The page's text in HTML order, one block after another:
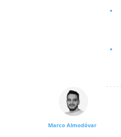
Marco Almodóvar